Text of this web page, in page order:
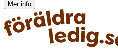
Mer info